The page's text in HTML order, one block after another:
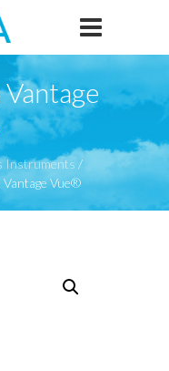
Instruments /
Vue®